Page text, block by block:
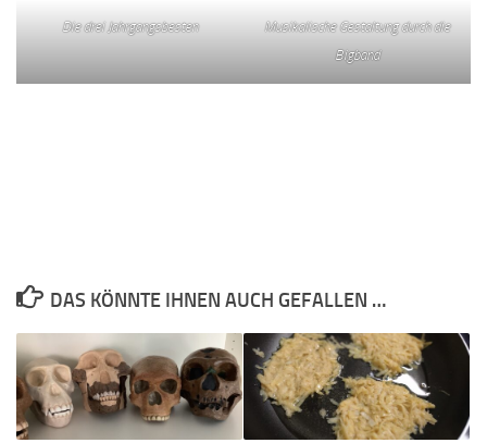
Die drei Jahrgangsbesten
Musikalische Gestaltung durch die
Bigband
DAS KÖNNTE IHNEN AUCH GEFALLEN …